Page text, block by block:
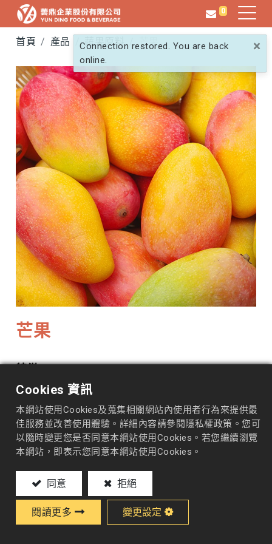
0
首頁 產品 蔬果原料 芒果
芒果
產季 | 五月至八月
Cookies 資訊
本網站使用Cookies及蒐集相關網站內使用者行為來提供最
佳服務並改善使用體驗。詳細內容請參閱隱私權政策。您可
以隨時變更您是否同意本網站使用Cookies。若您繼續瀏覽
本網站，即表示您同意本網站使用Cookies。
同意 拒絕
閱讀更多 變更設定
×
Connection restored. You are back
online.